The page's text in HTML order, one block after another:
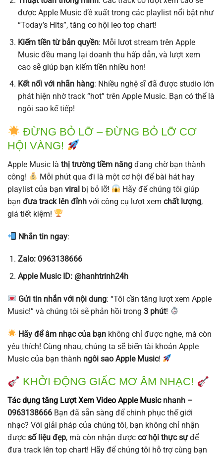
được Apple Music đề xuất trong các playlist nổi bật như
“Today’s Hits”, tăng cơ hội leo top chart!
Kiếm tiền từ bản quyền: Mỗi lượt stream trên Apple
Music đều mang lại doanh thu hấp dẫn, và lượt xem
cao sẽ giúp bạn kiếm tiền nhiều hơn!
Kết nối với nhãn hàng: Nhiều nghệ sĩ đã được studio lớn
phát hiện nhờ track “hot” trên Apple Music. Bạn có thể là
ngôi sao kế tiếp!
ĐỪNG BỎ LỠ – ĐỪNG BỎ LỠ CƠ
HỘI VÀNG!
Apple Music là thị trường tiềm năng đang chờ bạn thành
công!
Mỗi phút qua đi là một cơ hội để bài hát hay
playlist của bạn viral bị bỏ lỡ!
Hãy để chúng tôi giúp
bạn đưa track lên đỉnh với công cụ lượt xem chất lượng,
giá tiết kiệm!
Nhắn tin ngay:
Zalo: 0963138666
Apple Music ID: @hanhtrinh24h
Gửi tin nhắn với nội dung: “Tôi cần tăng lượt xem Apple
Music!” và chúng tôi sẽ phản hồi trong 3 phút!
Hãy để âm nhạc của bạn không chỉ được nghe, mà còn
yêu thích! Cùng nhau, chúng ta sẽ biến tài khoản Apple
Music của bạn thành ngôi sao Apple Music!
KHỞI ĐỘNG GIẤC MƠ ÂM NHẠC!
Tác dụng tăng Lượt Xem Video Apple Musicnhanh –
0963138666 Bạn đã sẵn sàng để chinh phục thế giới
nhạc? Với giải pháp của chúng tôi, bạn không chỉ nhận
được số liệu đẹp, mà còn nhận được cơ hội thực sựđể
đưa track lên top chart! Hãy để chúng tôi hỗ trợ cùng bạn